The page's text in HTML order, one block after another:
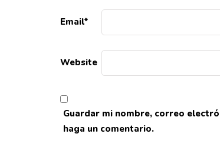
Email*
Website
Guardar mi nombre, correo
haga un comentario.